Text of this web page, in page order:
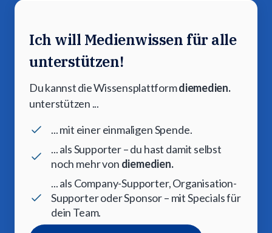
Ich will Medienwissen für alle
unterstützen!
Du kannst die Wissensplattformdiemedien.
unterstützen ...
... mit einer einmaligen Spende.
... als Supporter – du hast damit selbst
noch mehr von diemedien.
... als Company-Supporter, Organisation-
Supporter oder Sponsor – mit Specials für
dein Team.